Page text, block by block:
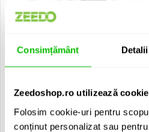
Consimțământ Detalii
Zeedoshop.ro utilizează
Folosim cookie-uri pentru
conținut personalizat sau
1 x
Casti monitorizare In-Ear